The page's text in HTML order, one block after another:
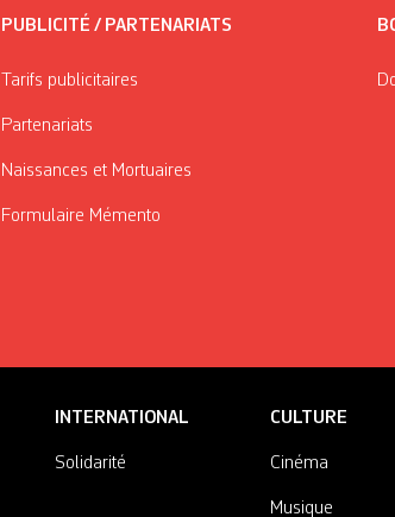
PUBLICITÉ / PARTENARIATS
Tarifs publicitaires
Partenariats
Naissances et Mortuaires
Formulaire Mémento
INTERNATIONAL
Solidarité
CULTURE
Cinéma
Musique